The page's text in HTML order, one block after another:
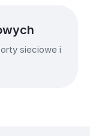
sieciowe i